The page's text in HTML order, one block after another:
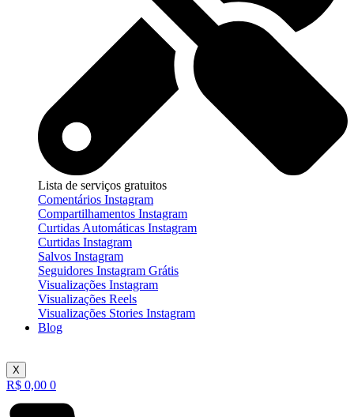
Lista de serviços gratuitos
Comentários Instagram
Compartilhamentos Instagram
Curtidas Automáticas Instagram
Curtidas Instagram
Salvos Instagram
Seguidores Instagram Grátis
Visualizações Instagram
Visualizações Reels
Visualizações Stories Instagram
Blog
X
R$ 0,00 0